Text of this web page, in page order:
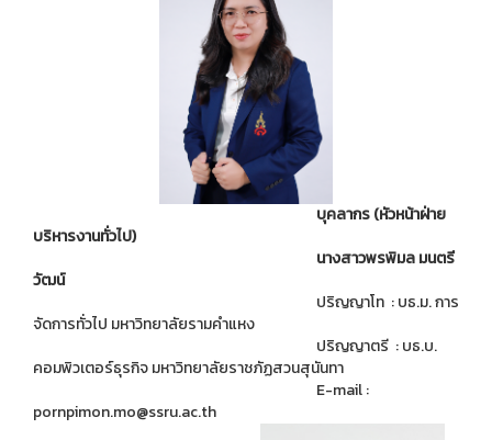
บุคลากร (หัวหน้าฝ่าย
บริหารงานทั่วไป)
นางสาวพรพิมล มนตรี
วัฒน์
ปริญญาโท : บธ.ม. การ
จัดการทั่วไป มหาวิทยาลัยรามคำแหง
ปริญญาตรี : บธ.บ.
คอมพิวเตอร์ธุรกิจ มหาวิทยาลัยราชภัฏสวนสุนันทา
E-mail :
pornpimon.mo@ssru.ac.th